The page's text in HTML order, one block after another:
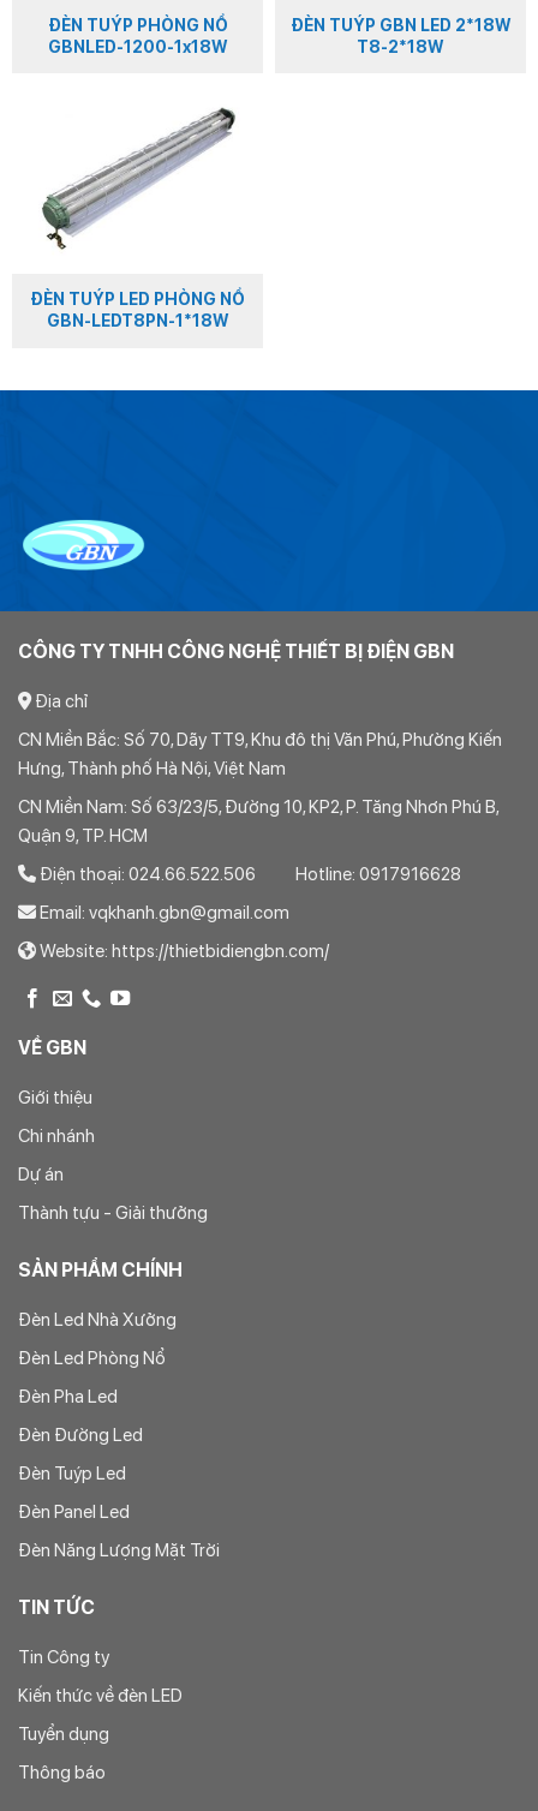
ĐÈN TUÝP PHÒNG NỔ
GBNLED-1200-1x18W
ĐÈN TUÝP GBN LED 2*18W
T8-2*18W
ĐÈN TUÝP LED PHÒNG NỔ
GBN-LEDT8PN-1*18W
CÔNG TY TNHH CÔNG NGHỆ THIẾT BỊ ĐIỆN GBN
Địa chỉ
CN Miền Bắc: Số 70, Dãy TT9, Khu đô thị Văn Phú, Phường Kiến
Hưng, Thành phố Hà Nội, Việt Nam
CN Miền Nam: Số 63/23/5, Đường 10, KP2, P. Tăng Nhơn Phú B,
Quận 9, TP. HCM
Điện thoại: 024.66.522.506 Hotline: 0917916628
Email: vqkhanh.gbn@gmail.com
Website: https://thietbidiengbn.com/
VỀ GBN
Giới thiệu
Chi nhánh
Dự án
Thành tựu - Giải thưởng
SẢN PHẨM CHÍNH
Đèn Led Nhà Xưởng
Đèn Led Phòng Nổ
Đèn Pha Led
Đèn Đường Led
Đèn Tuýp Led
Đèn Panel Led
Đèn Năng Lượng Mặt Trời
TIN TỨC
Tin Công ty
Kiến thức về đèn LED
Tuyển dụng
Thông báo